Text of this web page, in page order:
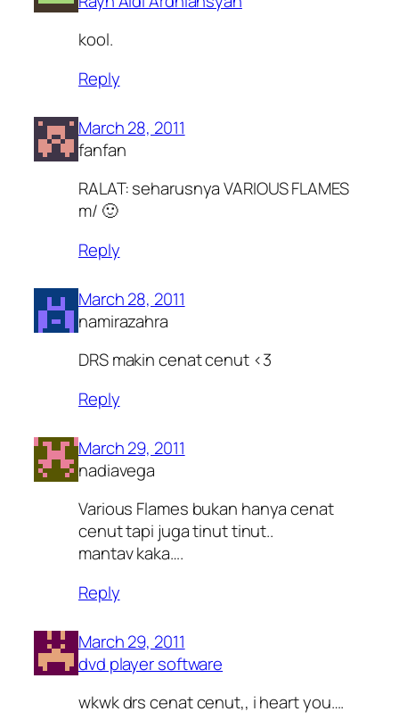
kool.
Reply
March 28, 2011
fanfan
RALAT: seharusnya VARIOUS FLAMES
m/ 🙂
Reply
March 28, 2011
namirazahra
DRS makin cenat cenut <3
Reply
March 29, 2011
nadiavega
Various Flames bukan hanya cenat
cenut tapi juga tinut tinut..
mantav kaka….
Reply
March 29, 2011
dvd player software
wkwk drs cenat cenut,, i heart you….